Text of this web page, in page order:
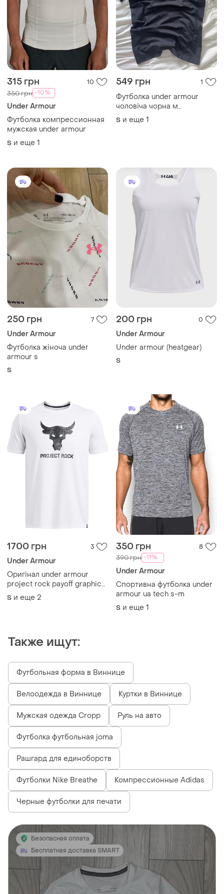
315 грн 10
350 грн -10%
Under Armour
Футболка компрессионная
мужская under armour
S и еще 1
549 грн 1
Футболка under armour
чоловіча чорна м
спортивна компресійна
S и еще 1
250 грн 7
Under Armour
Футболка жіноча under
armour s
S
200 грн 0
Under Armour
Under armour (heatgear)
S
1700 грн 3
Under Armour
Оригінал under armour
project rock payoff graphic
1383191 футболка
S и еще 2
350 грн 8
390 грн -11%
Under Armour
Спортивна футболка under
armour ua tech s-m
S и еще 1
Также ищут:
Футбольная форма в Виннице
Велоодежда в Виннице Куртки в Виннице
Мужская одежда Cropp Руль на авто
Футболка футбольная joma
Рашгард для единоборств
Футболки Nike Breathe Компрессионные Adidas
Черные футболки для печати
Безопасная оплата
Бесплатная доставка SMART